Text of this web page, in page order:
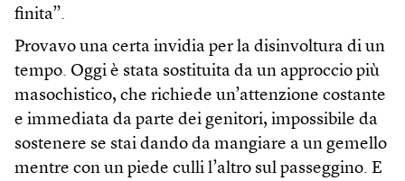
finita”.
Provavo una certa invidia per la disinvoltura di un
tempo. Oggi è stata sostituita da un approccio più
masochistico, che richiede un’attenzione costante
e immediata da parte dei genitori, impossibile da
sostenere se stai dando da mangiare a un gemello
mentre con un piede culli l’altro sul passeggino. E